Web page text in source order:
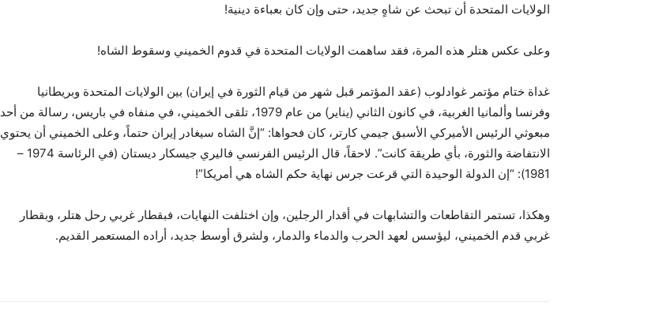
الولايات المتحدة أن تبحث عن شاهٍ جديد، حتى وإن كان بعباءة دينية!
وعلى عكس هتلر هذه المرة، فقد ساهمت الولايات المتحدة في قدوم الخميني وسقوط الشاه!
غداة ختام مؤتمر غوادلوب (عقد المؤتمر قبل شهر من قيام الثورة في إيران) بين الولايات المتحدة وبريطانيا
وفرنسا وألمانيا الغربية، في كانون الثاني (يناير) من عام 1979، تلقى الخميني، في منفاه في باريس، رسالة من أحد
مبعوثي الرئيس الأميركي الأسبق جيمي كارتر، كان فحواها: “إنَّ الشاه سيغادر إيران حتماً، وعلى الخميني أن يحتوي
الانتفاضة والثورة، بأي طريقة كانت”. لاحقاً، قال الرئيس الفرنسي فاليري جيسكار ديستان (في الرئاسة 1974 –
1981): “إن الدولة الوحيدة التي قرعت جرس نهاية حكم الشاه هي أمريكا”!
وهكذا، تستمر التقاطعات والتشابهات في أقدار الرجلين، وإن اختلفت النهايات، فبقطار غربي رحل هتلر، وبقطار
غربي قدم الخميني، ليؤسس لعهد الحرب والدماء والدمار، ولشرق أوسط جديد، أراده المستعمر القديم.